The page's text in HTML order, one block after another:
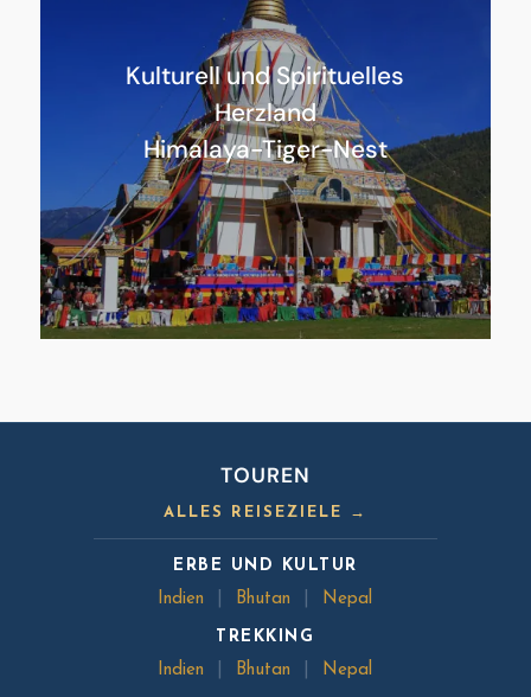
Kulturell und Spirituelles
Herzland
Himalaya-Tiger-Nest
TOUREN
ALLES REISEZIELE →
ERBE UND KULTUR
Indien
Bhutan Nepal
TREKKING
Indien
Bhutan Nepal